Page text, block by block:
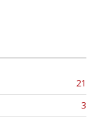
21
3